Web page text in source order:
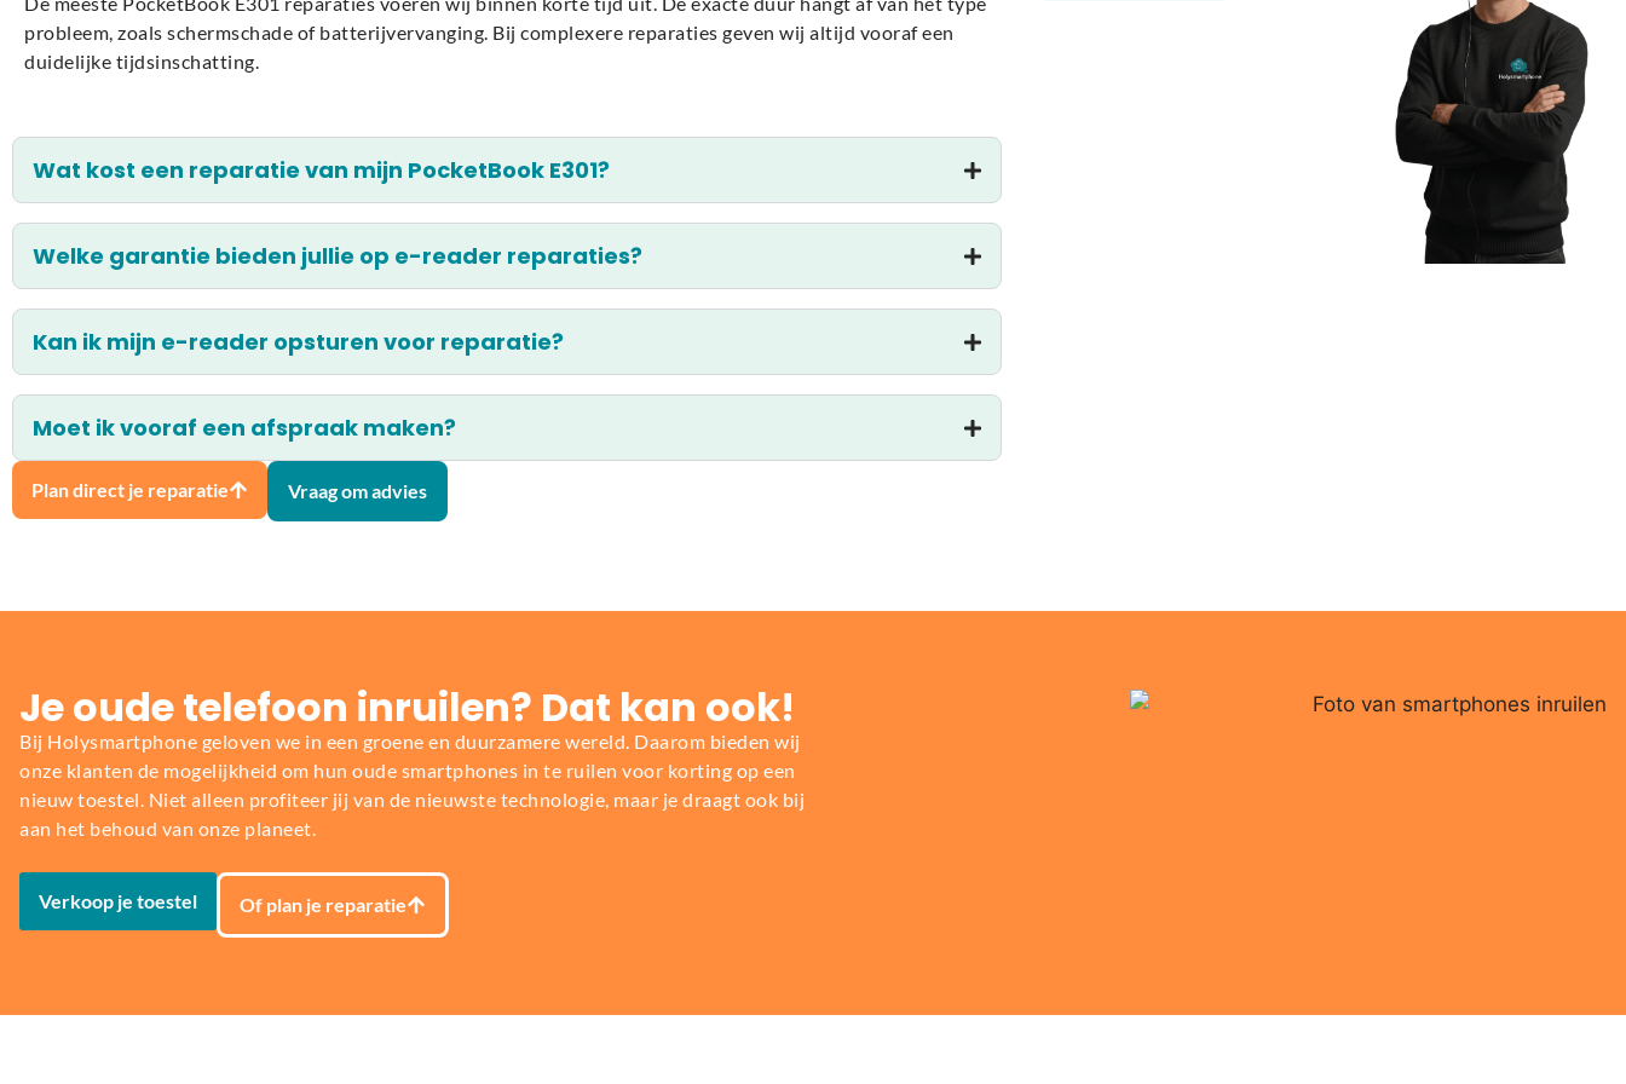
probleem, zoals schermschade of batterijvervanging. Bij complexere reparaties geven wij altijd vooraf een
duidelijke tijdsinschatting.
Wat kost een reparatie van mijn PocketBook E301?
Welke garantie bieden jullie op e-reader reparaties?
Kan ik mijn e-reader opsturen voor reparatie?
Moet ik vooraf een afspraak maken?
Plan direct je reparatie Vraag om advies
Je oude telefoon inruilen? Dat kan ook!
Bij Holysmartphone geloven we in een groene en duurzamere wereld. Daarom bieden wij
onze klanten de mogelijkheid om hun oude smartphones in te ruilen voor korting op een
nieuw toestel. Niet alleen profiteer jij van de nieuwste technologie, maar je draagt ook bij
aan het behoud van onze planeet.
Verkoop je toestel Of plan je reparatie